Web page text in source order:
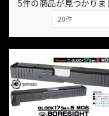
5件の商品が見つかりま